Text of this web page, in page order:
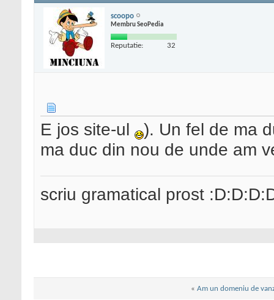
scoopo
Membru SeoPedia
Reputatie: 32
E jos site-ul
). Un fel de ma
ma duc din nou de unde am
scriu gramatical prost
« Am un domeniu de